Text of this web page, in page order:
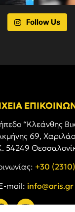
Follow Us
“Κλεάνθης
69,
54249
+30
mail: info@aris.gr